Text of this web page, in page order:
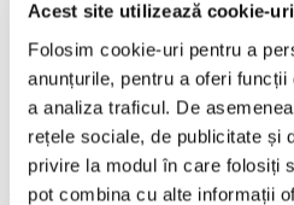
Acest site utilizează cookie-uri
Folosim cookie-uri pentru a
anunțurile, pentru a oferi
a analiza traficul. De
rețele sociale, de publicitate și
privire la modul în care folosiți
pot combina cu alte informații
Richard 3.0 - after
Premiere
"Maior Gheorghe Pastia"
October 26,
A minimalist, modern,